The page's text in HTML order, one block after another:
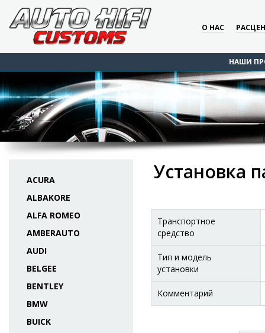
О НАС
НАШИ
ACURA
ALBAKORE
ALFA ROMEO
AMBERAUTO
AUDI
BELGEE
BENTLEY
BMW
BUICK
Установка
Транспортное
средство
Тип и модель
установки
Комментарий